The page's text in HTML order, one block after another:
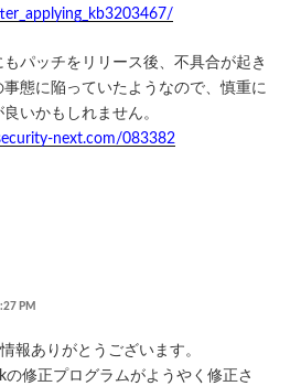
もパッチをリリース後、不具合が起き
事態に陥っていたようなので、慎重に
いかもしれません。
next.com/083382
PM
報ありがとうございます。
修正プログラムがようやく修正さ